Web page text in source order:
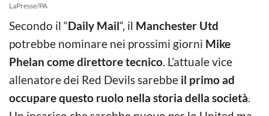
LaPresse/PA
Secondo il “Daily Mail“, il Manchester Utd
potrebbe nominare nei prossimi giorni Mike
Phelan come direttore tecnico. L’attuale vice
allenatore dei Red Devils sarebbe il primo ad
occupare questo ruolo nella storia della società.